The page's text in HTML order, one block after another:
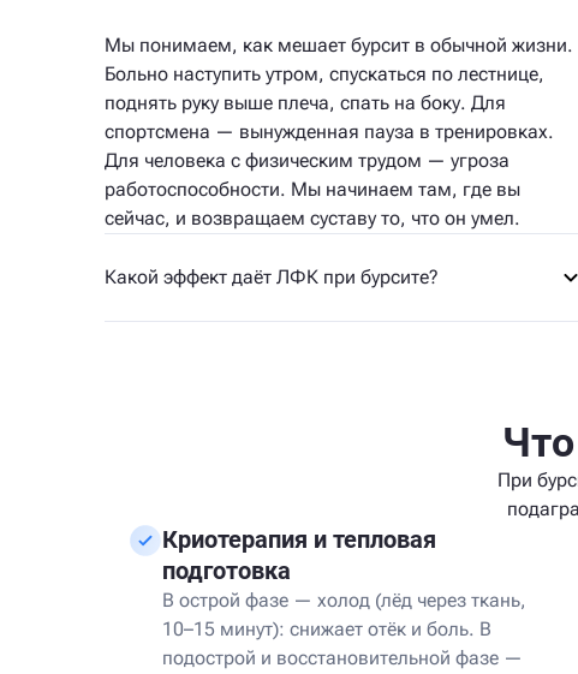
Мы понимаем, как мешает бурсит в обычной жизни.
Больно наступить утром, спускаться по лестнице,
поднять руку выше плеча, спать на боку. Для
спортсмена — вынужденная пауза в тренировках.
Для человека с физическим трудом — угроза
работоспособности. Мы начинаем там, где вы
сейчас, и возвращаем суставу то, что он умел.
Какой эффект даёт ЛФК при бурсите?
При
Криотерапия и тепловая
подготовка
В острой фазе — холод (лёд через ткань,
10–15 минут): снижает отёк и боль. В
подострой и восстановительной фазе —